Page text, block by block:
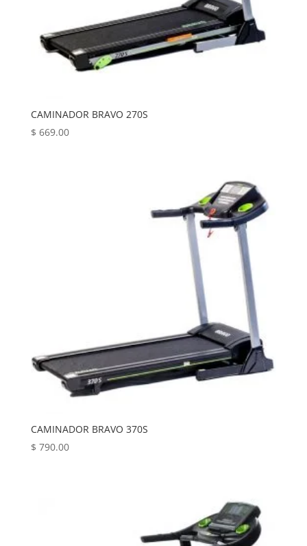
CAMINADOR BRAVO 270S
$ 669.00
CAMINADOR BRAVO 370S
$ 790.00